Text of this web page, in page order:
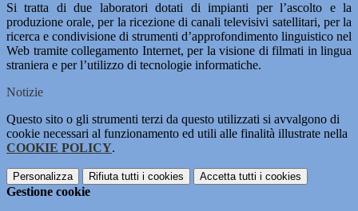
Si tratta di due laboratori dotati di impianti per l’ascolto e la
produzione orale, per la ricezione di canali televisivi satellitari, per la
ricerca e condivisione di strumenti d’approfondimento linguistico nel
Web tramite collegamento Internet, per la visione di filmati in lingua
straniera e per l’utilizzo di tecnologie informatiche.
Notizie
Questo sito o gli strumenti terzi da questo utilizzati si avvalgono di
cookie necessari al funzionamento ed utili alle finalità illustrate nella
COOKIE POLICY.
Personalizza Rifiuta tutti i cookies Accetta tutti i cookies
Gestione cookie